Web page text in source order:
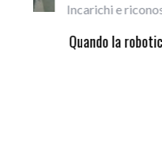
Incarichi e
Quando la robotica